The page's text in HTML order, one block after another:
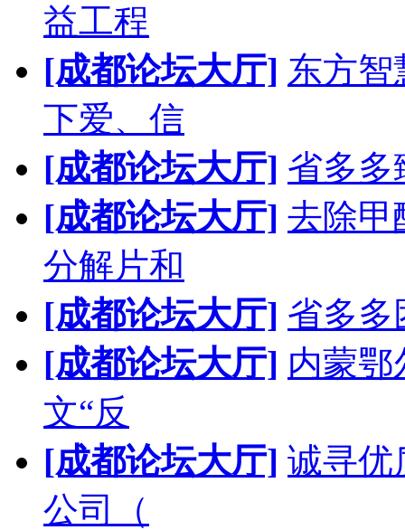
益工程
[成都论坛大厅] 东方智
下爱、信
[成都论坛大厅] 省多多
[成都论坛大厅] 去除甲
分解片和
[成都论坛大厅] 省多多
[成都论坛大厅] 内蒙
文“反
[成都论坛大厅] 诚寻优
公司（